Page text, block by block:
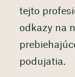
tejto
odkazy na
podujatia.